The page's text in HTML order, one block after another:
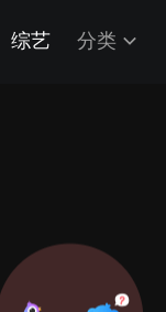
综艺 分类